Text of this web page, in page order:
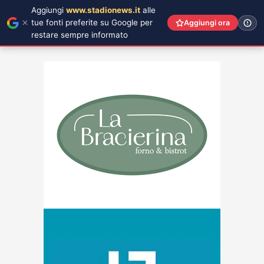
Aggiungi www.stadionews.it alle
tue fonti preferite su Google per
restare sempre informato
Aggiungi ora